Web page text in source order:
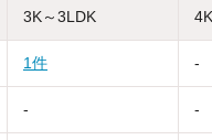
3K～3LDK
1件 -
- -